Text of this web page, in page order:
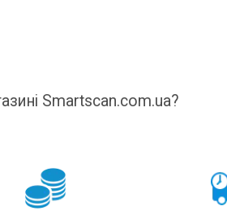
Smartscan.com.ua?